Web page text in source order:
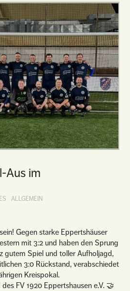
Aus im
ALLGEMEIN
Gegen starke Eppertshäuser
mit 3:2 und haben den Sprung
gutem Spiel und toller Aufholjagd,
3:0 Rückstand, verabschiedet
Kreispokal.
FV 1920 Eppertshausen e.V. 🤝